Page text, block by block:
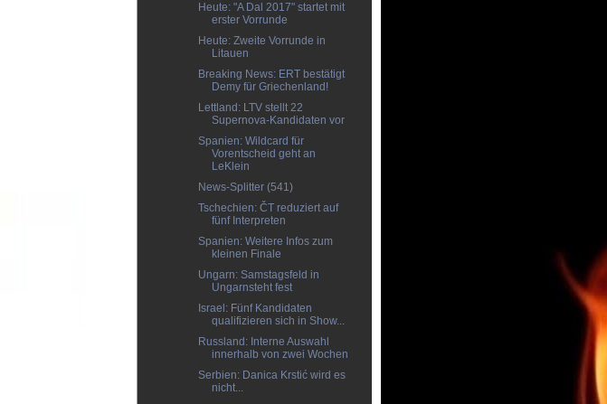
Heute: "A Dal 2017" startet mit
erster Vorrunde
Heute: Zweite Vorrunde in
Litauen
Breaking News: ERT bestätigt
Demy für Griechenland!
Lettland: LTV stellt 22
Supernova-Kandidaten vor
Spanien: Wildcard für
Vorentscheid geht an
LeKlein
News-Splitter (541)
Tschechien: ČT reduziert auf
fünf Interpreten
Spanien: Weitere Infos zum
kleinen Finale
Ungarn: Samstagsfeld in
Ungarnsteht fest
Israel: Fünf Kandidaten
qualifizieren sich in Show...
Russland: Interne Auswahl
innerhalb von zwei Wochen
Serbien: Danica Krstić wird es
nicht...